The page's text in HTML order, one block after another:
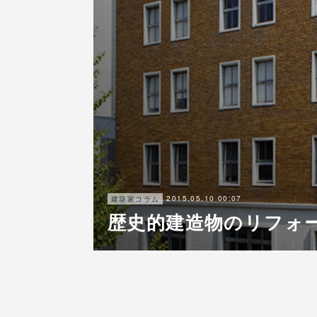
建築家コラム 2015.05.10 00:07
歴史的建造物のリフォ